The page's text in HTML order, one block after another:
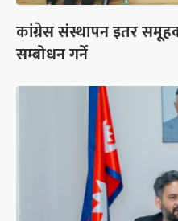
कांग्रेस संस्थापन इतर
सम्बोधन गर्ने